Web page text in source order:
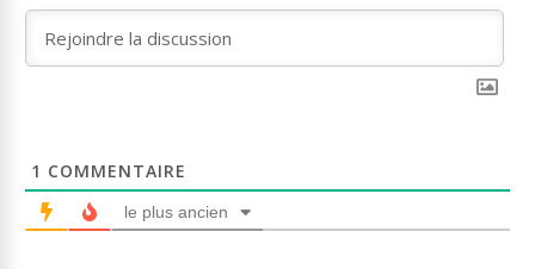
1 COMMENTAIRE
le plus ancien